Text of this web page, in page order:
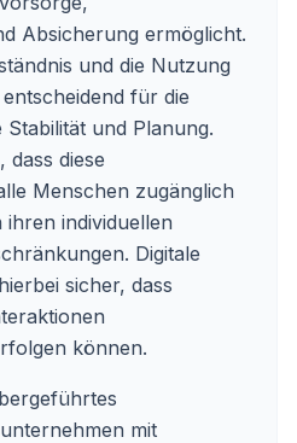
Absicherung ermöglicht.
und die Nutzung
für die
und Planung.
dass diese
Menschen zugänglich
individuellen
Digitale
sicher, dass
können.
mit